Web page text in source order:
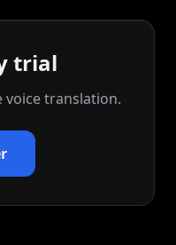
trial
voice translation.